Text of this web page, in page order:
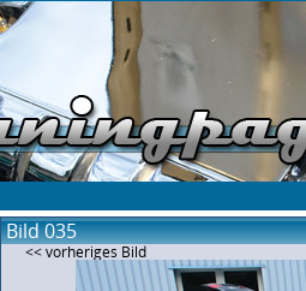
Bild 035
<< vorheriges Bild